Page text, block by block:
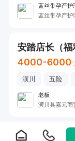
蓝丝带孕产护
蓝丝带孕产护
安踏店长（
4000-6000
潢川 五险
老板
潢川县嘉元商